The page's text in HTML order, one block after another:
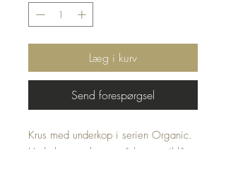
Læg i kurv
Send forespørgsel
Krus med underkop i serien Organic.
Underkoppen kan også bruges til låg.